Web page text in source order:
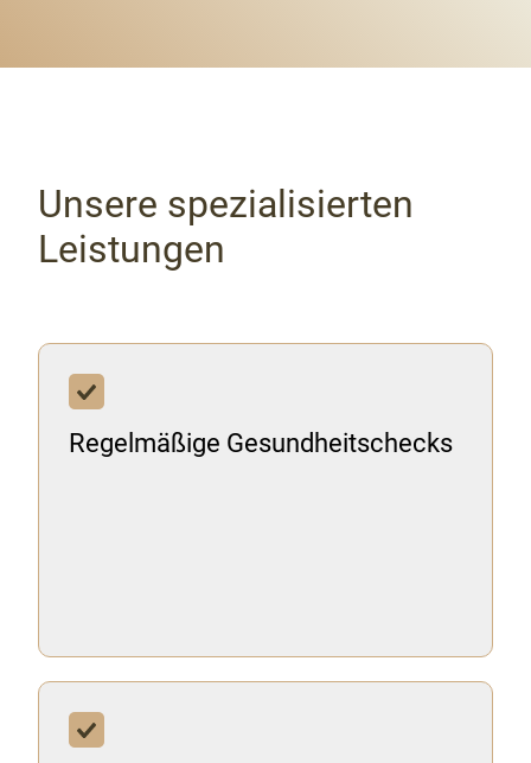
Unsere spezialisierten
Leistungen
Regelmäßige Gesundheitschecks